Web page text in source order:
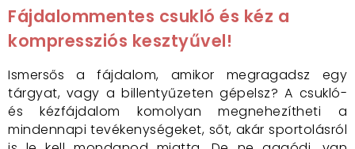
Fájdalommentes csukló és kéz a
kompressziós kesztyűvel!
Ismersős a fájdalom, amikor megragadsz egy
tárgyat, vagy a billentyűzeten gépelsz? A csukló-
és kézfájdalom komolyan megnehezítheti a
mindennapi tevékenységeket, sőt, akár sportolásról